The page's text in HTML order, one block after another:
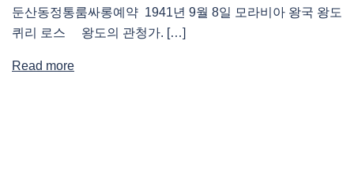
둔산동정통룸싸롱예약 1941년 9월 8일 모라비아 왕국 왕도
퀴리 로스 왕도의 관청가. […]
Read more